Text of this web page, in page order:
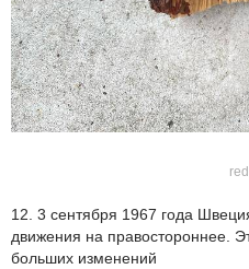
12. 3 сентября 1967 года
движения на правостороннее.
больших изменений